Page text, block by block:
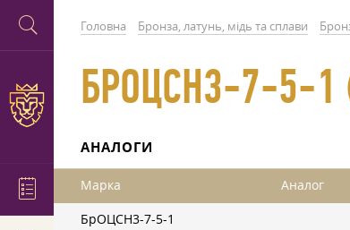
Головна Бронза, латунь, мідь та сплави
БРОЦСН3-7-5-1
АНАЛОГИ
Марка Аналог
БрОЦСН3-7-5-1